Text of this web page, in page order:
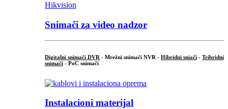
Snimači za video nadzor
Digitalni snimači DVR - Mrežni snimači NVR - Hibridni sniači - Tribridni
snimači - PoC snimači
Instalacioni materijal